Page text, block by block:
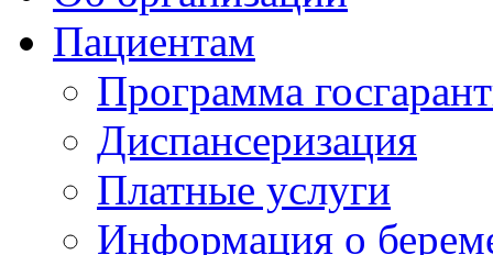
Пациентам
Программа
Диспансеризация
Платные услуги
Информация о